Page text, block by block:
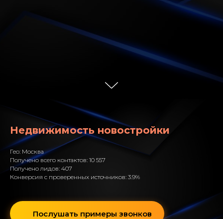
Недвижимость новостройки
Гео: Москва
Получено всего контактов: 10 557
Получено лидов: 407
Конверсия с проверенных источников: 3.9%
Послушать примеры звонков